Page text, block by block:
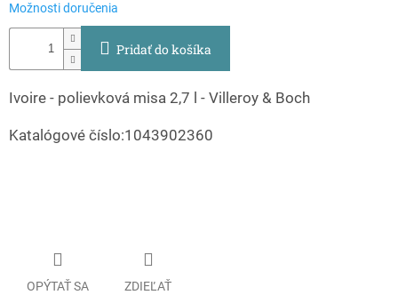
Možnosti doručenia
Pridať do košíka
Ivoire - polievková misa 2,7 l - Villeroy & Boch
Katalógové číslo:1043902360
OPÝTAŤ SA ZDIEĽAŤ